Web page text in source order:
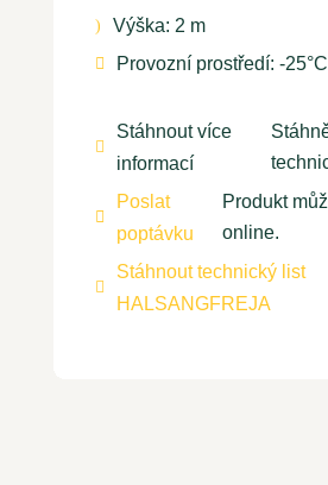
) Výška: 2 m
 Provozní prostředí: -

Stáhnout více
informací

Poslat
poptávku
Produkt
online.

Stáhnout technický list
HALSANGFREJA